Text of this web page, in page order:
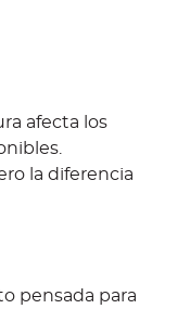
afecta los
la diferencia
pensada para